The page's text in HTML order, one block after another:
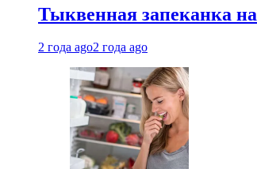
Тыквенная запеканка
2 года ago2 года ago